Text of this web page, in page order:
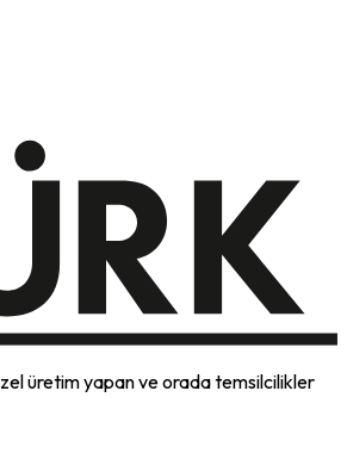
üretim yapan ve orada temsilcilikler